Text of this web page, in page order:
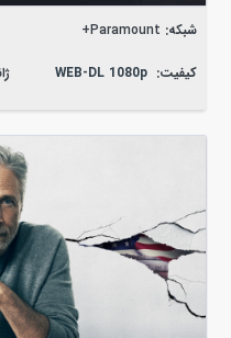
شبکه: Paramount+
کیفیت: WEB-DL 1080p